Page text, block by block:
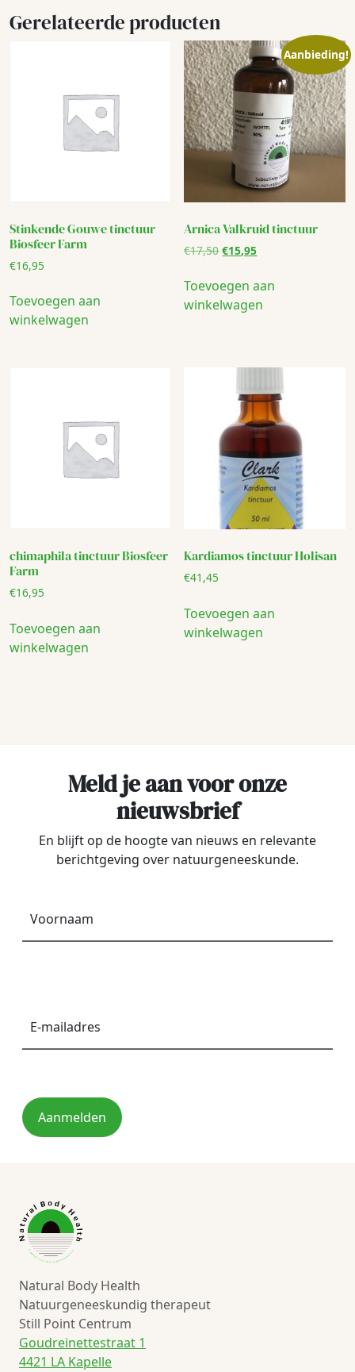
Gerelateerde producten
Stinkende Gouwe tinctuur
Biosfeer Farm
€16,95
Toevoegen aan
winkelwagen
Aanbieding!
Arnica Valkruid tinctuur
€17,50Oorspronkelijke
was:
€17,50.
€15,95Huidige
is:
Toevoegen aan
winkelwagen
chimaphila tinctuur Biosfeer
Farm
€16,95
Toevoegen aan
winkelwagen
Kardiamos tinctuur Holisan
€41,45
Toevoegen aan
winkelwagen
Meld je aan voor onze
nieuwsbrief
En blijft op de hoogte van nieuws en relevante
berichtgeving over natuurgeneeskunde.
Aanmelden
Natural Body Health
Natuurgeneeskundig therapeut
Still Point Centrum
Goudreinettestraat 1
4421 LA Kapelle